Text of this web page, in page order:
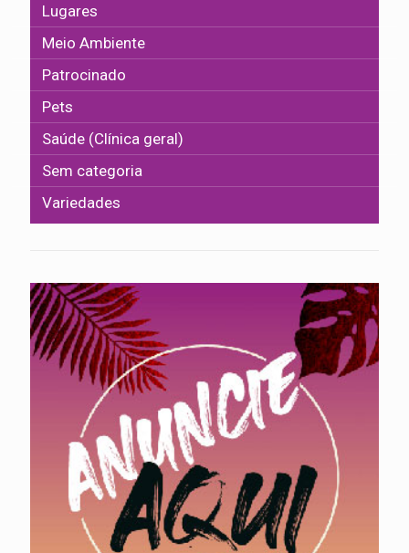
Lugares
Meio Ambiente
Patrocinado
Pets
Saúde (Clínica geral)
Sem categoria
Variedades